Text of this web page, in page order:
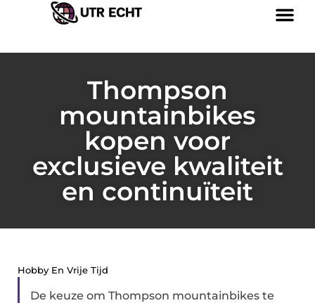
Thompson
mountainbikes
kopen voor
exclusieve kwaliteit
en continuïteit
Hobby En Vrije Tijd
De keuze om Thompson mountainbikes te